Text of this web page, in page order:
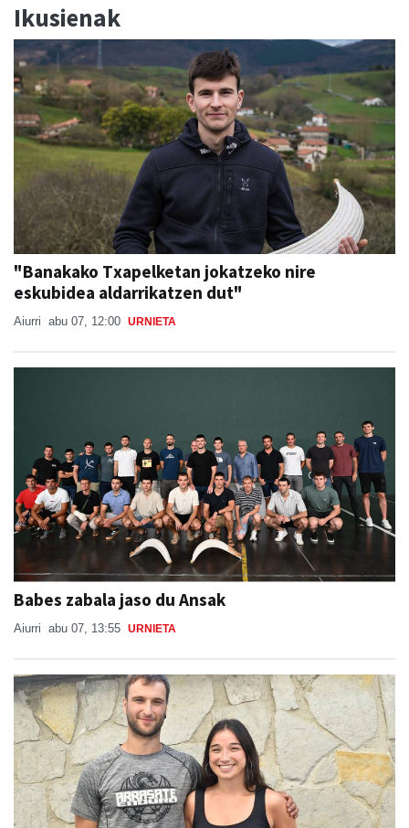
Ikusienak
"Banakako Txapelketan jokatzeko nire
eskubidea aldarrikatzen dut"
Aiurri abu 07, 12:00 URNIETA
Babes zabala jaso du Ansak
Aiurri abu 07, 13:55 URNIETA